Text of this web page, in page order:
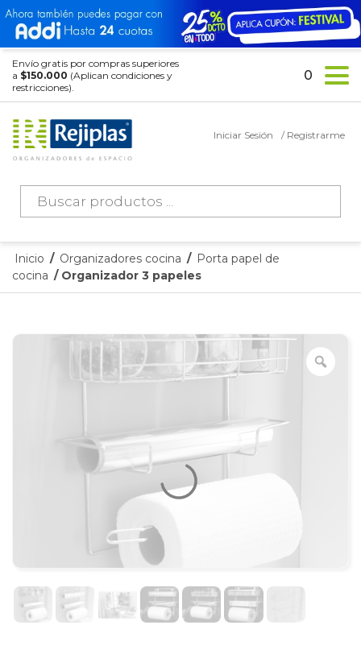
Envío gratis por compras superiores
a $150.000 (Aplican condiciones y
restricciones).
Búsqueda
productos
Iniciar Sesión / Registrarme
0
Inicio / Organizadores cocina / Porta papel de
cocina / Organizador 3 papeles